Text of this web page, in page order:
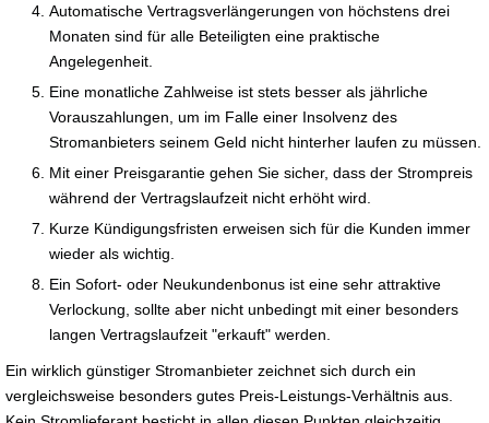
Automatische Vertragsverlängerungen von höchstens drei
Monaten sind für alle Beteiligten eine praktische
Angelegenheit.
Eine monatliche Zahlweise ist stets besser als jährliche
Vorauszahlungen, um im Falle einer Insolvenz des
Stromanbieters seinem Geld nicht hinterher laufen zu müssen.
Mit einer Preisgarantie gehen Sie sicher, dass der Strompreis
während der Vertragslaufzeit nicht erhöht wird.
Kurze Kündigungsfristen erweisen sich für die Kunden immer
wieder als wichtig.
Ein Sofort- oder Neukundenbonus ist eine sehr attraktive
Verlockung, sollte aber nicht unbedingt mit einer besonders
langen Vertragslaufzeit "erkauft" werden.
Ein wirklich günstiger Stromanbieter zeichnet sich durch ein
vergleichsweise besonders gutes Preis-Leistungs-Verhältnis aus.